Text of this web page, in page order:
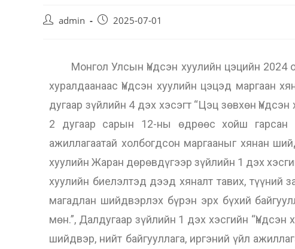
admin 2025-07-01
Монгол Улсын Үндсэн хуулийн цэцийн 2024
хуралдаанаас Үндсэн хуулийн цэцэд маргаан
дугаар зүйлийн 4 дэх хэсэгт “Цэц зөвхөн
2 дугаар сарын 12-ны өдрөөс хойш гарсан
ажиллагаатай холбогдсон маргааныг хянан
хуулийн Жаран дөрөвдүгээр зүйлийн 1 дэх
хуулийн биелэлтэд дээд хяналт тавих, түүний
магадлан шийдвэрлэх бүрэн эрх бүхий
мөн.”, Далдугаар зүйлийн 1 дэх хэсгийн “Үндсэн
шийдвэр, нийт байгууллага, иргэний үйл